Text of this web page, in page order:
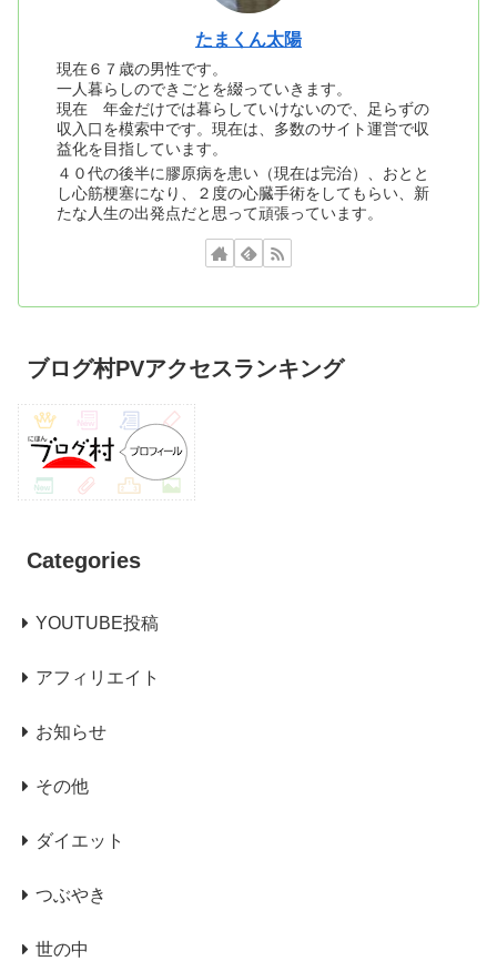
たまくん太陽
現在６７歳の男性です。
一人暮らしのできごとを綴っていきます。
現在 年金だけでは暮らしていけないので、足らずの
収入口を模索中です。現在は、多数のサイト運営で収
益化を目指しています。
４０代の後半に膠原病を患い（現在は完治）、おとと
し心筋梗塞になり、２度の心臓手術をしてもらい、新
たな人生の出発点だと思って頑張っています。
ブログ村PVアクセスランキング
Categories
YOUTUBE投稿
アフィリエイト
お知らせ
その他
ダイエット
つぶやき
世の中